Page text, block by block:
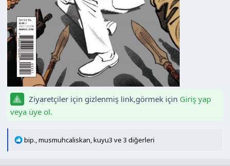
Ziyaretçiler için gizlenmiş link,görmek için Giriş yap
veya üye ol.
T
bip.,musmuhcaliskan,kuyu3 ve 3 diğerleri